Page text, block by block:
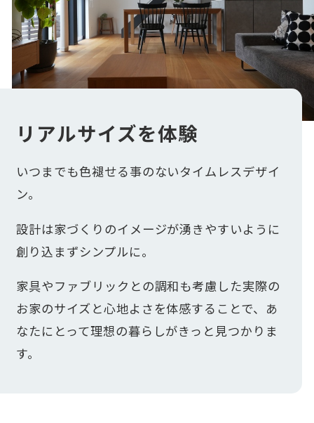
リアルサイズを体験
いつまでも色褪せる事のないタイムレスデザイ
ン。
設計は家づくりのイメージが湧きやすいように
創り込まずシンプルに。
家具やファブリックとの調和も考慮した実際の
お家のサイズと心地よさを体感することで、あ
なたにとって理想の暮らしがきっと見つかりま
す。